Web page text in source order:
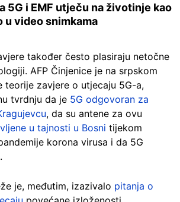
5G i EMF utječu na životinje kao
u video snimkama
također često plasiraju netočne
AFP Činjenice je na srpskom
teorije zavjere o utjecaju 5G-a,
tvrdnju da je 5G odgovoran za
, da su antene za ovu
u tajnosti u Bosni tijekom
korona virusa i da 5G
.
je, međutim, izazivalo pitanja o